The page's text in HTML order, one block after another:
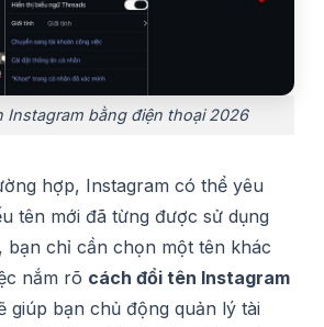
Instagram bằng điện thoại 2026
hợp, Instagram có thể yêu
tên mới đã từng được sử dụng
bạn chỉ cần chọn một tên khác
nắm rõ cách đổi tên Instagram
giúp bạn chủ động quản lý tài